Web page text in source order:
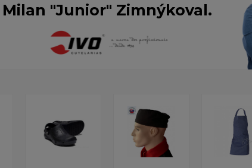
Milan "Junior" Zimnýkoval.